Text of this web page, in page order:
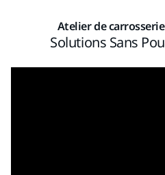
Atelier de
Solutions Sans